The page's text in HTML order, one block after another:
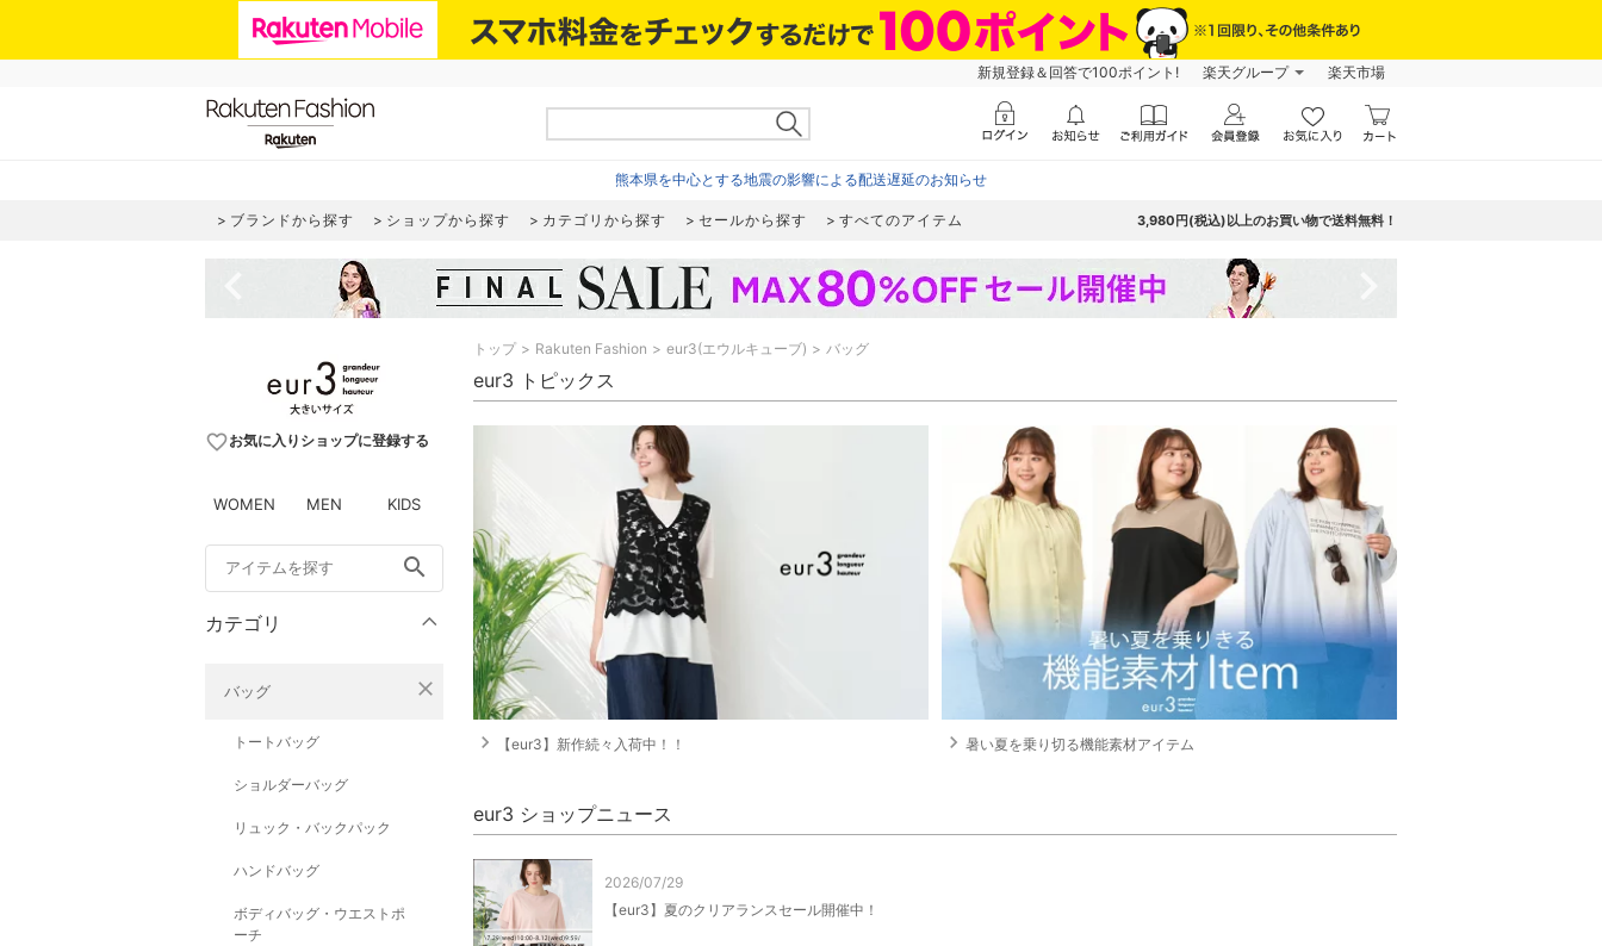
新規登録＆回答で100ポイント! 楽天グループ 楽天市場
熊本県を中心とする地震の影響による配送遅延のお知らせ
ブランドから探す ショップから探す カテゴリから探す セールから探す すべてのアイテム 3,980円(税込)以上のお買い物で送料無料！
favorite_borderお気に入りショップに登録する
WOMEN MEN KIDS
search
カテゴリ
バッグ close
トートバッグ
ショルダーバッグ
リュック・バックパック
ハンドバッグ
ボディバッグ・ウエストポ
ーチ
トップ Rakuten Fashion eur3(エウルキューブ) バッグ
eur3 トピックス
navigate_next 【eur3】新作続々入荷中！！ navigate_next 暑い夏を乗り切る機能素材アイテム
eur3 ショップニュース
2026/07/29
【eur3】夏のクリアランスセール開催中！